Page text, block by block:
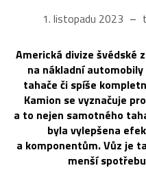
1. listopadu 2023
Americká divize švédské
na nákladní
tahače či spíše
Kamion se vyznačuje
a to nejen samotného
byla vylepšena
a komponentům. Vůz je
menší